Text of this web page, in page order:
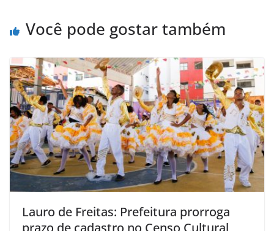
Você pode gostar também
Lauro de Freitas: Prefeitura prorroga
prazo de cadastro no Censo Cultural